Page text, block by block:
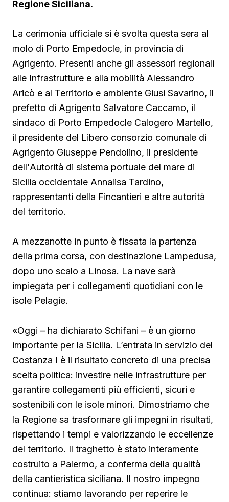
Regione Siciliana.
La cerimonia ufficiale si è svolta questa sera al
molo di Porto Empedocle, in provincia di
Agrigento. Presenti anche gli assessori regionali
alle Infrastrutture e alla mobilità Alessandro
Aricò e al Territorio e ambiente Giusi Savarino, il
prefetto di Agrigento Salvatore Caccamo, il
sindaco di Porto Empedocle Calogero Martello,
il presidente del Libero consorzio comunale di
Agrigento Giuseppe Pendolino, il presidente
dell'Autorità di sistema portuale del mare di
Sicilia occidentale Annalisa Tardino,
rappresentanti della Fincantieri e altre autorità
del territorio.
A mezzanotte in punto è fissata la partenza
della prima corsa, con destinazione Lampedusa,
dopo uno scalo a Linosa. La nave sarà
impiegata per i collegamenti quotidiani con le
isole Pelagie.
«Oggi – ha dichiarato Schifani – è un giorno
importante per la Sicilia. L’entrata in servizio del
Costanza I è il risultato concreto di una precisa
scelta politica: investire nelle infrastrutture per
garantire collegamenti più efficienti, sicuri e
sostenibili con le isole minori. Dimostriamo che
la Regione sa trasformare gli impegni in risultati,
rispettando i tempi e valorizzando le eccellenze
del territorio. Il traghetto è stato interamente
costruito a Palermo, a conferma della qualità
della cantieristica siciliana. Il nostro impegno
continua: stiamo lavorando per reperire le